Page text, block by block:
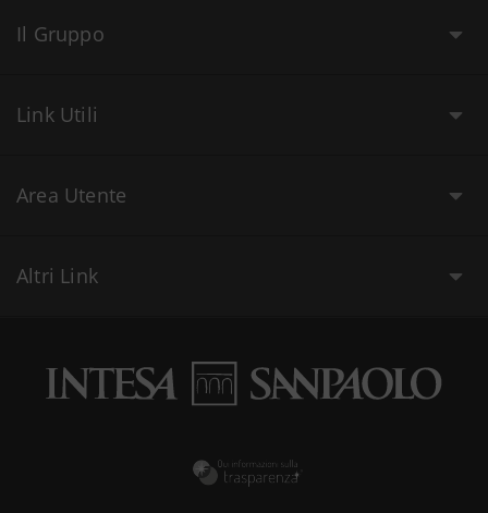
Il Gruppo
Link Utili
Area Utente
Altri Link